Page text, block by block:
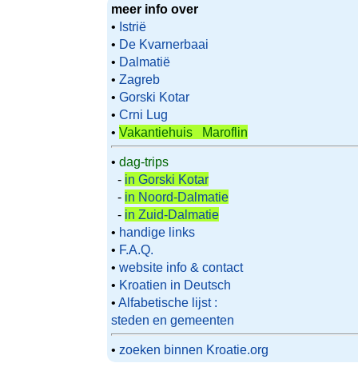
meer info over
• Istrië
• De Kvarnerbaai
• Dalmatië
• Zagreb
• Gorski Kotar
• Crni Lug
• Vakantiehuis Maroflin
• dag-trips
- in Gorski Kotar
- in Noord-Dalmatie
- in Zuid-Dalmatie
• handige links
• F.A.Q.
• website info & contact
• Kroatien in Deutsch
• Alfabetische lijst :
steden en gemeenten
• zoeken binnen Kroatie.org